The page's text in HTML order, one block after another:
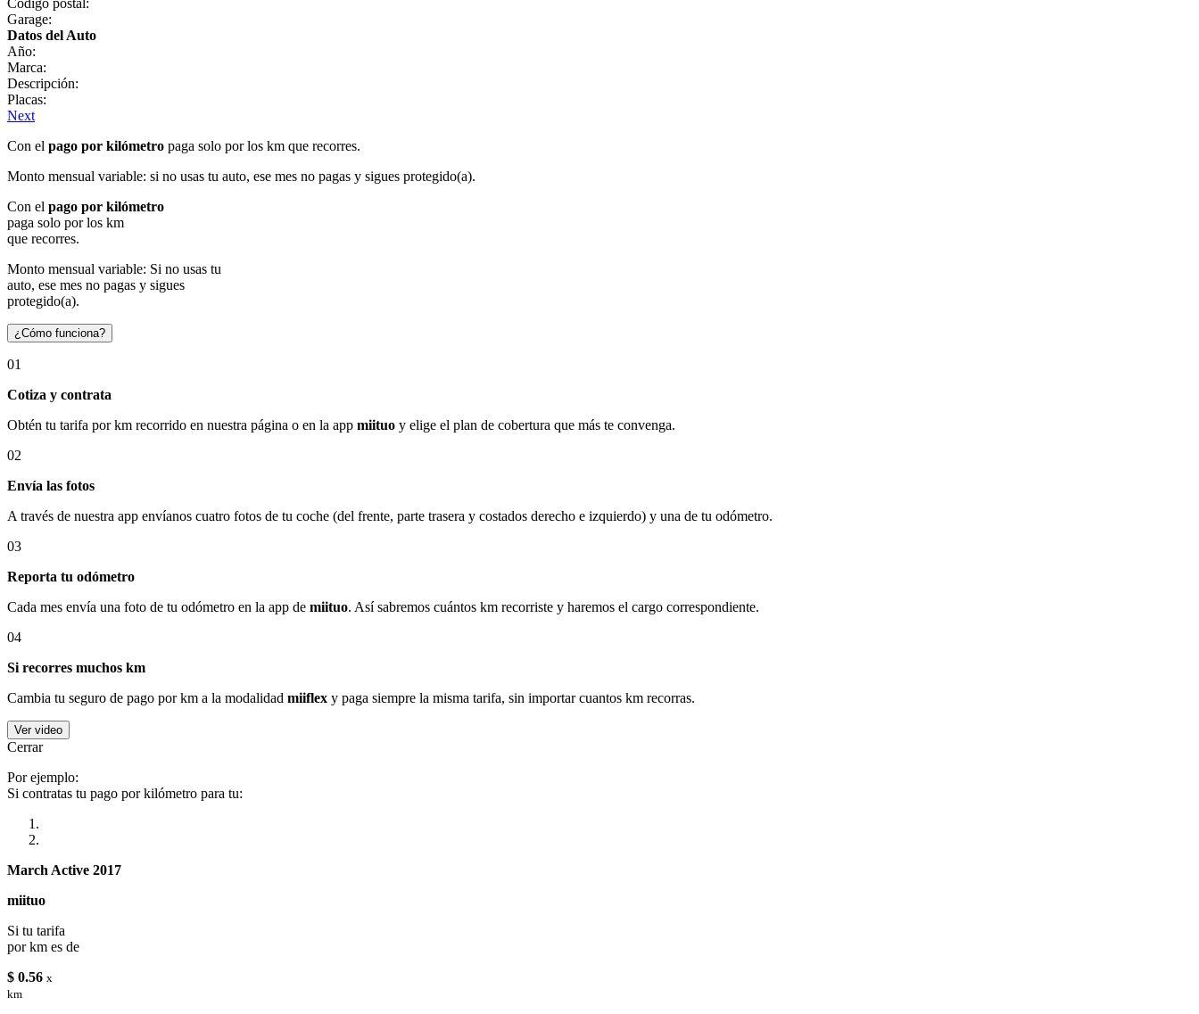
Garage:
Datos del Auto
Año:
Marca:
Descripción:
Placas:
Next
Con el pago por kilómetro paga solo por los km que recorres.
Monto mensual variable: si no usas tu auto, ese mes no pagas y sigues protegido(a).
Con el pago por kilómetro
paga solo por los km
que recorres.
Monto mensual variable: Si no usas tu
auto, ese mes no pagas y sigues
protegido(a).
¿Cómo funciona?
01
Cotiza y contrata
Obtén tu tarifa por km recorrido en nuestra página o en la app miituo y elige el plan de cobertura que más te convenga.
02
Envía las fotos
A través de nuestra app envíanos cuatro fotos de tu coche (del frente, parte trasera y costados derecho e izquierdo) y una de tu odómetro.
03
Reporta tu odómetro
Cada mes envía una foto de tu odómetro en la app de miituo. Así sabremos cuántos km recorriste y haremos el cargo correspondiente.
04
Si recorres muchos km
Cambia tu seguro de pago por km a la modalidad miiflex y paga siempre la misma tarifa, sin importar cuantos km recorras.
Ver video
Cerrar
Por ejemplo:
Si contratas tu pago por kilómetro para tu:
March Active 2017
miituo
Si tu tarifa
por km es de
$ 0.56 x
km